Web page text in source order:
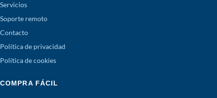
Servicios
Soporte remoto
Contacto
Política de privacidad
Política de cookies
COMPRA FÁCIL